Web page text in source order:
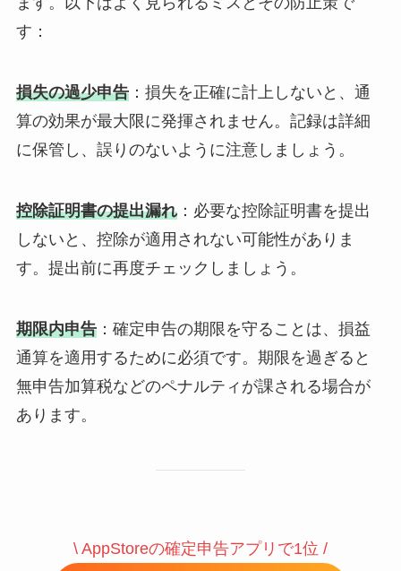
す：
損失の過少申告：損失を正確に計上しないと、通
算の効果が最大限に発揮されません。記録は詳細
に保管し、誤りのないように注意しましょう。
控除証明書の提出漏れ：必要な控除証明書を提出
しないと、控除が適用されない可能性がありま
す。提出前に再度チェックしましょう。
期限内申告：確定申告の期限を守ることは、損益
通算を適用するために必須です。期限を過ぎると
無申告加算税などのペナルティが課される場合が
あります。
\ AppStoreの確定申告アプリで1位 /